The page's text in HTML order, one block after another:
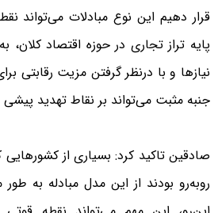
قرار دهیم این نوع مبادلات می‌تواند
پایه تراز تجاری در حوزه اقتصاد کلان،
نیازها و با درنظر گرفتن مزیت رقابتی
جنبه مثبت می‌تواند بر نقاط تهدید پیشی
صادقین تاکید کرد: بسیاری از
روبه‌رو بودند از این مدل مبادله به طور